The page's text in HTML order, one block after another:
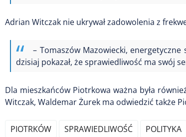
Adrian Witczak nie ukrywał zadowolenia z
– Tomaszów Mazowiecki,
dzisiaj pokazał, że sprawiedliwość ma swój
Dla mieszkańców Piotrkowa ważna była
Witczak, Waldemar Żurek ma odwiedzić także
PIOTRKÓW SPRAWIEDLIWOŚĆ POLITYKA